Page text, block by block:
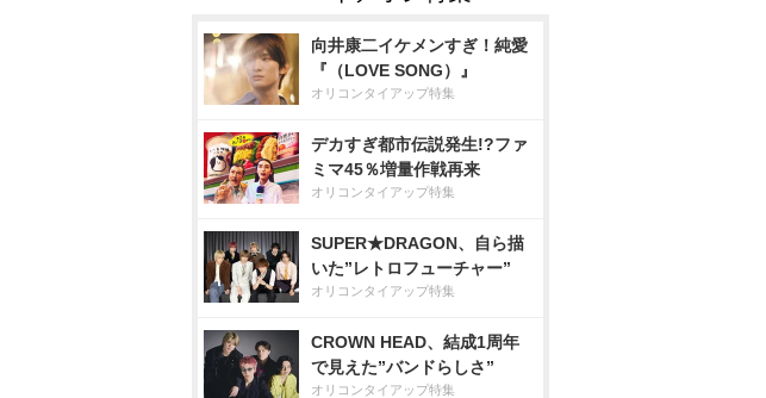
向井康二イケメンすぎ！純愛
『（LOVE SONG）』
オリコンタイアップ特集
デカすぎ都市伝説発生!?ファ
ミマ45％増量作戦再来
オリコンタイアップ特集
SUPER★DRAGON、自ら描
いた”レトロフューチャー”
オリコンタイアップ特集
CROWN HEAD、結成1周年
で見えた”バンドらしさ”
オリコンタイアップ特集